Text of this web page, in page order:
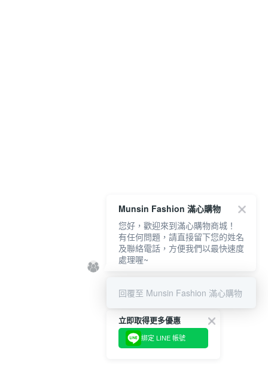
立即取得更多優惠
綁定 LINE 帳號
Munsin Fashion 滿心購物
您好，歡迎來到滿心購物商城！
有任何問題，請直接留下您的姓名
及聯絡電話，方便我們以最快速度
處理喔~
回覆至 Munsin Fashion 滿心購物